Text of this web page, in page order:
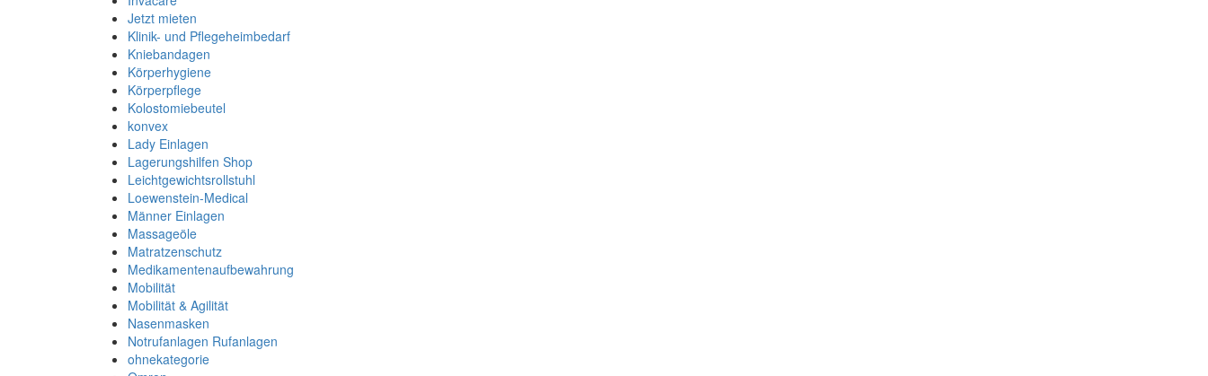
Jetzt mieten
Klinik- und Pflegeheimbedarf
Kniebandagen
Körperhygiene
Körperpflege
Kolostomiebeutel
konvex
Lady Einlagen
Lagerungshilfen Shop
Leichtgewichtsrollstuhl
Loewenstein-Medical
Männer Einlagen
Massageöle
Matratzenschutz
Medikamentenaufbewahrung
Mobilität
Mobilität & Agilität
Nasenmasken
Notrufanlagen Rufanlagen
ohnekategorie